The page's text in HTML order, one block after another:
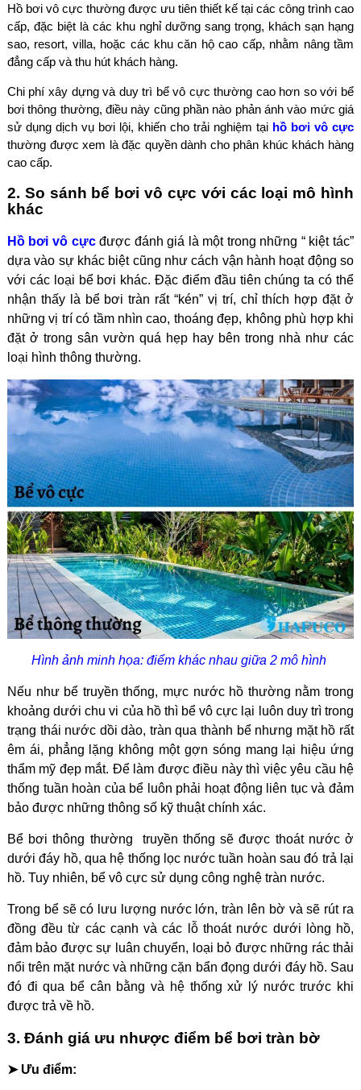
Hồ bơi vô cực thường được ưu tiên thiết kế tại các công trình cao
cấp, đặc biệt là các khu nghỉ dưỡng sang trọng, khách sạn hạng
sao, resort, villa, hoặc các khu căn hộ cao cấp, nhằm nâng tầm
đẳng cấp và thu hút khách hàng.
Chi phí xây dựng và duy trì bể vô cực thường cao hơn so với bể
bơi thông thường, điều này cũng phần nào phản ánh vào mức giá
sử dụng dịch vụ bơi lội, khiến cho trải nghiệm tại hồ bơi vô cực
thường được xem là đặc quyền dành cho phân khúc khách hàng
cao cấp.
2. So sánh bể bơi vô cực với các loại mô hình
khác
Hồ bơi vô cựcđược đánh giá là một trong những “ kiệt tác”
dựa vào sự khác biệt cũng như cách vận hành hoạt động so
với các loại bể bơi khác. Đặc điểm đầu tiên chúng ta có thể
nhận thấy là bể bơi tràn rất “kén” vị trí, chỉ thích hợp đặt ở
những vị trí có tầm nhìn cao, thoáng đẹp, không phù hợp khi
đặt ở trong sân vườn quá hẹp hay bên trong nhà như các
loại hình thông thường.
Hình ảnh minh họa: điểm khác nhau giữa 2 mô hình
Nếu như bể truyền thống, mực nước hồ thường nằm trong
khoảng dưới chu vi của hồ thì bể vô cực lại luôn duy trì trong
trạng thái nước dồi dào, tràn qua thành bể nhưng mặt hồ rất
êm ái, phẳng lặng không một gợn sóng mang lại hiệu ứng
thẩm mỹ đẹp mắt. Để làm được điều này thì việc yêu cầu hệ
thống tuần hoàn của bể luôn phải hoạt động liên tục và đảm
bảo được những thông số kỹ thuật chính xác.
Bể bơi thông thường truyền thống sẽ được thoát nước ở
dưới đáy hồ, qua hệ thống lọc nước tuần hoàn sau đó trả lại
hồ. Tuy nhiên, bể vô cực sử dụng công nghệ tràn nước.
Trong bể sẽ có lưu lượng nước lớn, tràn lên bờ và sẽ rút ra
đồng đều từ các cạnh và các lỗ thoát nước dưới lòng hồ,
đảm bảo được sự luân chuyển, loại bỏ được những rác thải
nổi trên mặt nước và những cặn bẩn đọng dưới đáy hồ. Sau
đó đi qua bể cân bằng và hệ thống xử lý nước trước khi
được trả về hồ.
3. Đánh giá ưu nhược điểm bể bơi tràn bờ
➤ Ưu điểm: